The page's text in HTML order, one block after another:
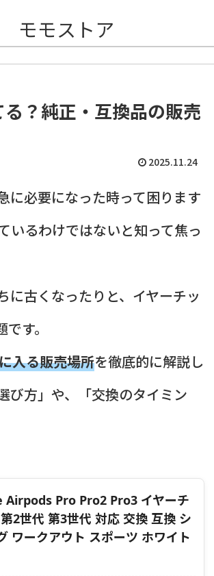
モモストア
？純正・互換品の販売
2025.11.24
に必要になった時って困ります
いるわけではないと知って焦っ
に古くなったりと、イヤーチッ
す。
入る販売場所を徹底的に解説し
び方」や、「交換のタイミン
Airpods Pro Pro2 Pro3 イヤーチ
2世代 第3世代 対応 交換 互換 シ
ワークアウト スポーツ ホワイト